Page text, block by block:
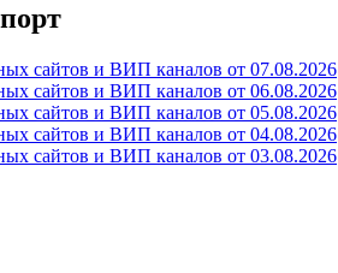
сайтов и ВИП каналов от 07.08.2026
сайтов и ВИП каналов от 06.08.2026
сайтов и ВИП каналов от 05.08.2026
сайтов и ВИП каналов от 04.08.2026
сайтов и ВИП каналов от 03.08.2026